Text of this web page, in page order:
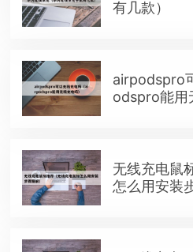
有几款）
airpodspro
odspro能用
无线充电鼠
怎么用安装